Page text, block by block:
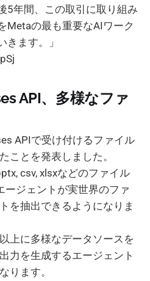
5年間、この取引に取り組み
Metaの最も重要なAIワーク
きます。」
API、多様なファ
APIで受け付けるファイル
ことを発表しました。
csv, xlsxなどのファイル
ージェントが実世界のファ
を抽出できるようになりま
上に多様なデータソースを
力を生成するエージェント
ります。